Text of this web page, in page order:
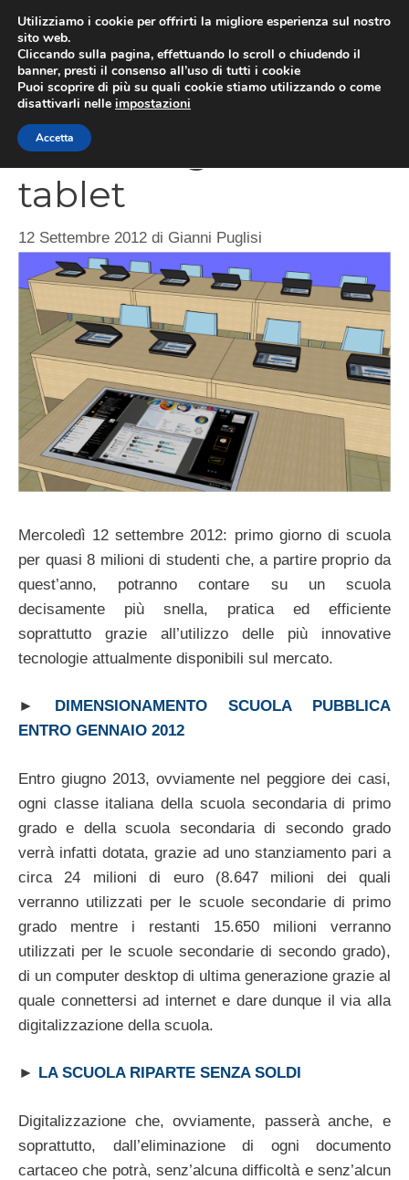
contenuto
Scuola digitale con i
tablet
12 Settembre 2012 di Gianni Puglisi
Mercoledì 12 settembre 2012: primo giorno di scuola
per quasi 8 milioni di studenti che, a partire proprio da
quest’anno, potranno contare su un scuola
decisamente più snella, pratica ed efficiente
soprattutto grazie all’utilizzo delle più innovative
tecnologie attualmente disponibili sul mercato.
►
DIMENSIONAMENTO SCUOLA PUBBLICA
ENTRO GENNAIO 2012
Entro giugno 2013, ovviamente nel peggiore dei casi,
ogni classe italiana della scuola secondaria di primo
grado e della scuola secondaria di secondo grado
verrà infatti dotata, grazie ad uno stanziamento pari a
circa 24 milioni di euro (8.647 milioni dei quali
verranno utilizzati per le scuole secondarie di primo
grado mentre i restanti 15.650 milioni verranno
utilizzati per le scuole secondarie di secondo grado),
di un computer desktop di ultima generazione grazie al
quale connettersi ad internet e dare dunque il via alla
digitalizzazione della scuola.
► LA SCUOLA RIPARTE SENZA SOLDI
Digitalizzazione che, ovviamente, passerà anche, e
soprattutto, dall’eliminazione di ogni documento
cartaceo che potrà, senz’alcuna difficoltà e senz’alcun
Utilizziamo i cookie per offrirti la migliore esperienza sul nostro
sito web.
Cliccando sulla pagina, effettuando lo scroll o chiudendo il
banner, presti il consenso all’uso di tutti i cookie
Puoi scoprire di più su quali cookie stiamo utilizzando o come
disattivarli nelle impostazioni
Accetta